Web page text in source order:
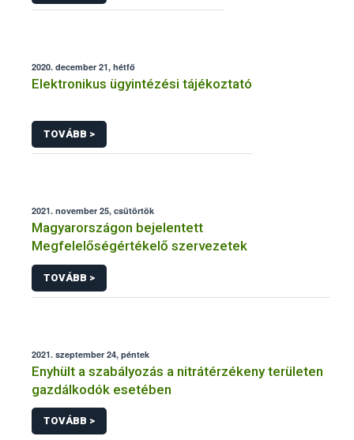
2020. december 21, hétfő
Elektronikus ügyintézési tájékoztató
TOVÁBB >
2021. november 25, csütörtök
Magyarországon bejelentett
Megfelelőségértékelő szervezetek
TOVÁBB >
2021. szeptember 24, péntek
Enyhült a szabályozás a nitrátérzékeny területen
gazdálkodók esetében
TOVÁBB >